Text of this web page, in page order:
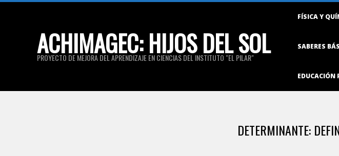
ACHIMAGEC: HIJOS DEL SOL
PROYECTO DE MEJORA DEL APRENDIZAJE EN CIENCIAS DEL INSTITUTO "EL PILAR"
FÍSICA Y
SABERES
EDUCACIÓN
DETERMINANTE: